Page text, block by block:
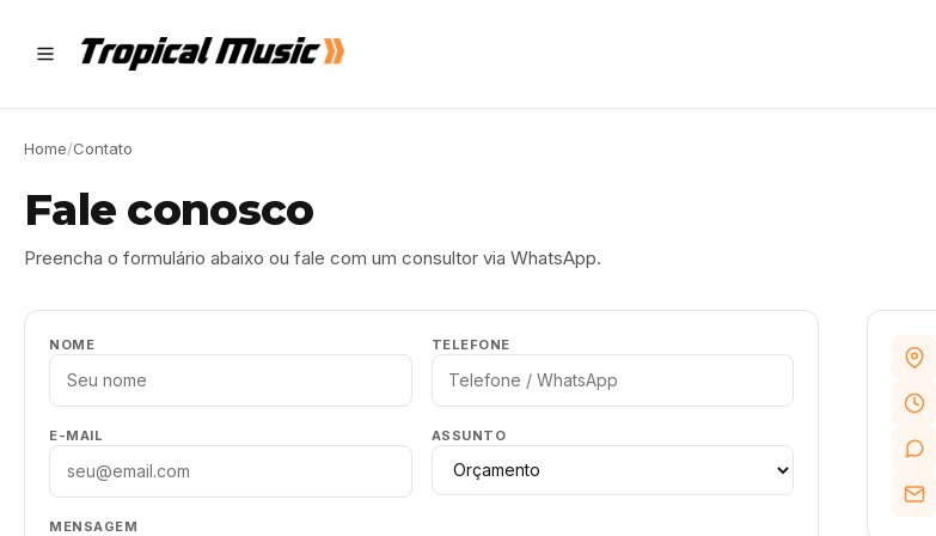
Home/Contato
Fale conosco
Preencha o formulário abaixo ou fale com um consultor via WhatsApp.
NOME TELEFONE
E-MAIL ASSUNTO
MENSAGEM